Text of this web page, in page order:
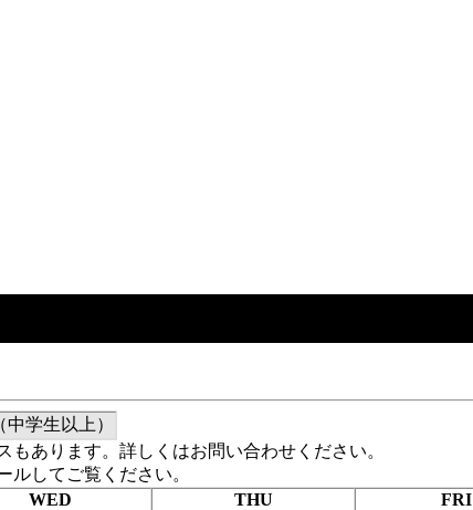
中学生以上）
あります。詳しくはお問い合わせください。
してご覧ください。
WED THU FRI